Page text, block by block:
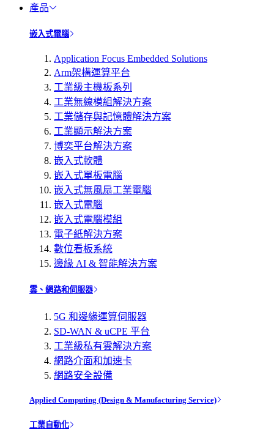
產品
嵌入式電腦
Application Focus Embedded Solutions
Arm架構運算平台
工業級主機板系列
工業無線模組解決方案
工業儲存與記憶體解決方案
工業顯示解決方案
博奕平台解決方案
嵌入式軟體
嵌入式單板電腦
嵌入式無風扇工業電腦
嵌入式電腦
嵌入式電腦模組
電子紙解決方案
數位看板系統
邊緣 AI & 智能解決方案
雲、網路和伺服器
5G 和邊緣運算伺服器
SD-WAN & uCPE 平台
工業級私有雲解決方案
網路介面和加速卡
網路安全設備
Applied Computing (Design & Manufacturing Service)
工業自動化